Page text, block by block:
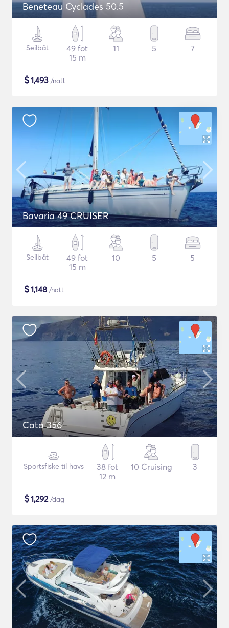
Beneteau Cyclades 50.5
Seilbåt
49 fot
15 m
11 5 7
$1,493 /natt
Bavaria 49 CRUISER
Seilbåt
49 fot
15 m
10 5 5
$1,148 /natt
Cata 356
Sportsfiske til havs
38 fot
12 m
10 Cruising 3
$1,292/dag